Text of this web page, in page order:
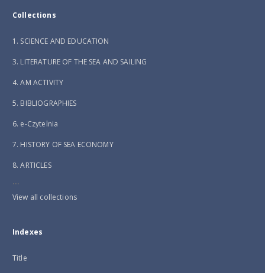
Collections
1. SCIENCE AND EDUCATION
3. LITERATURE OF THE SEA AND SAILING
4. AM ACTIVITY
5. BIBLIOGRAPHIES
6. e-Czytelnia
7. HISTORY OF SEA ECONOMY
8. ARTICLES
...
View all collections
Indexes
Title